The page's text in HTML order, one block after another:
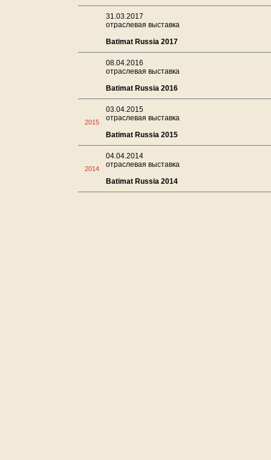
31.03.2017
отраслевая выставка
Batimat Russia 2017
08.04.2016
отраслевая выставка
Batimat Russia 2016
2015
03.04.2015
отраслевая выставка
Batimat Russia 2015
2014
04.04.2014
отраслевая выставка
Batimat Russia 2014